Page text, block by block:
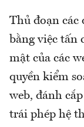
Thủ đoạn các
bằng việc tấn
mật của các
quyền kiểm
web, đánh
trái phép hệ